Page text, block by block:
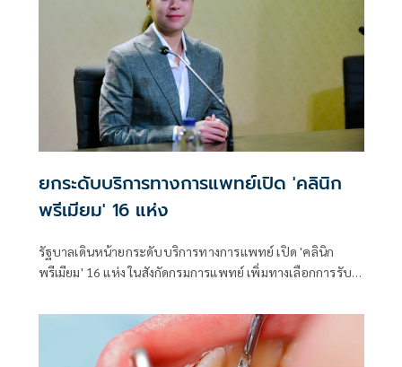
ยกระดับบริการทางการแพทย์เปิด 'คลินิก
พรีเมียม' 16 แห่ง
รัฐบาลเดินหน้ายกระดับบริการทางการแพทย์ เปิด 'คลินิก
พรีเมียม' 16 แห่ง ในสังกัดกรมการแพทย์ เพิ่มทางเลือกการรับ
รอคอยในโรงพยาบาล